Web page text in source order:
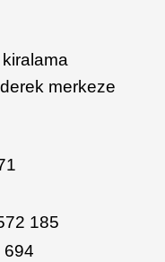
merkeze
185
694